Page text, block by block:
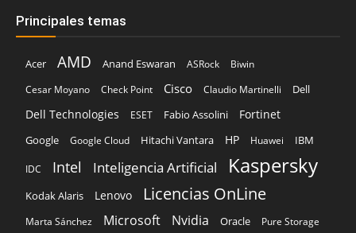
Principales temas
Acer AMD Anand Eswaran ASRock
Biwin
Cesar Moyano
Check Point Cisco Claudio Martinelli Dell
Dell Technologies ESET Fabio Assolini Fortinet
Google Google Cloud Hitachi Vantara HP Huawei IBM
IDC Intel Inteligencia Artificial Kaspersky
Kodak Alaris Lenovo Licencias OnLine
Marta Sánchez Microsoft Nvidia Oracle Pure Storage